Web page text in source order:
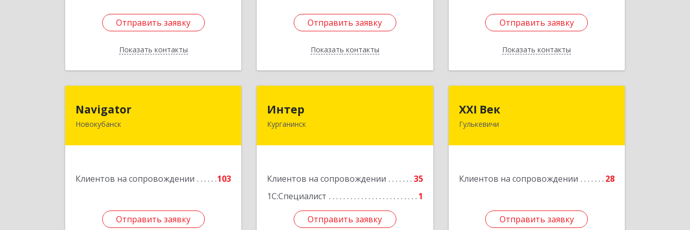
Отправить заявку
Показать контакты
Отправить заявку
Назад
Отправить заявку
Показать контакты
Отправить заявку
Назад
Отправить заявку
Показать контакты
Отправить заявку
Назад
Navigator
Новокубанск
Клиентов на сопровождении 103
Отправить заявку
352240, Краснодарский край,
Отправить заявку
Интер
Курганинск
Клиентов на сопровождении
35
1С:Специалист
1
Отправить заявку
352430, Краснодарский край,
Подробнее
Отправить заявку
XXI Век
Гулькевичи
Клиентов на сопровождении 28
Отправить заявку
352180, Краснодарский край, Отрадо-
Отправить заявку